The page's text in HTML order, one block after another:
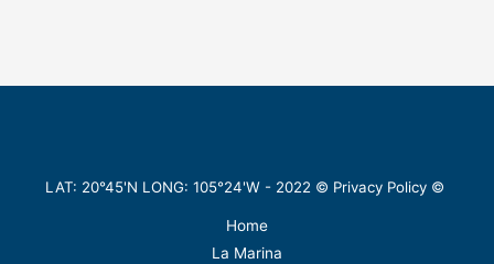
LAT: 20°45'N LONG: 105°24'W - 2022 © Privacy Policy ©
Home
La Marina